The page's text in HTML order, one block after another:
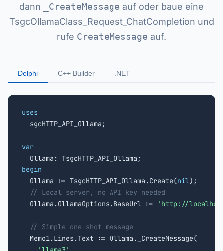
dann
_CreateMessage auf oder baue eine
TsgcOllamaClass_Request_ChatCompletion und
rufe CreateMessage auf.
Delphi C++ Builder .NET
uses
sgcHTTP_API_Ollama;
var
begin
Ollama := TsgcHTTP_API_Ollama.Create(nil);
// Local server, no API key needed
  Ollama.OllamaOptions.BaseUrl :=
'http://
// Simple one-shot message
  Memo1.Lines.Text := Ollama._CreateMessage(